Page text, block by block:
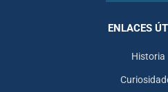
ENLACES
Historia